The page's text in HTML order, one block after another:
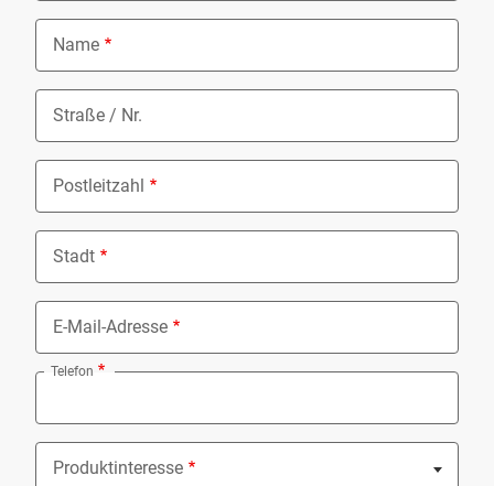
Name
Straße / Nr.
Postleitzahl
Stadt
E-Mail-Adresse
Telefon
Produktinteresse
Nothing selected